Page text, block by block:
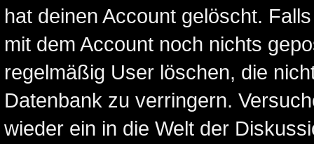
hat deinen Account gelöscht.
mit dem Account noch nichts
regelmäßig User löschen, die
Datenbank zu verringern.
wieder ein in die Welt der